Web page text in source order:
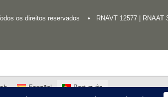
os direitos reservados • RNAVT 12577 | RNAAT
Español Português